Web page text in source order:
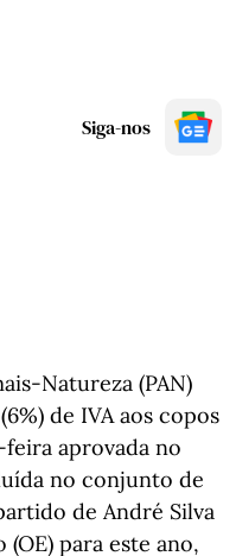
Siga-nos
Natureza (PAN)
de IVA aos copos
aprovada no
no conjunto de
de André Silva
para este ano,